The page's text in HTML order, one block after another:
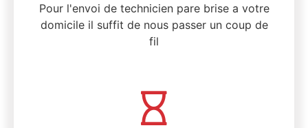
Pour l'envoi de technicien pare brise a votre
domicile il suffit de nous passer un coup de
fil